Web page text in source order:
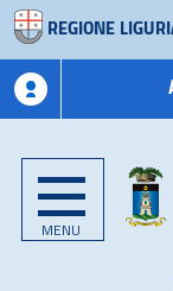
REGIONE
MENU